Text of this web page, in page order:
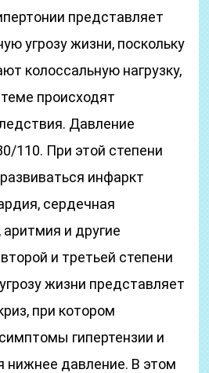
представляет
угрозу жизни, поскольку
колоссальную нагрузку,
происходят
Давление
110. При этой степени
инфаркт
сердечная
и другие
и третьей степени
жизни представляет
при котором
гипертензии и
нижнее давление. В этом